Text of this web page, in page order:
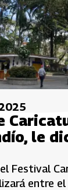
le
Festival
entre